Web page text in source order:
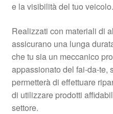
Rimostranza
Spedizione in tutto il mondo
Termini e condizioni
e la visibilità del tuo veicolo.
Realizzati con materiali di
assicurano una lunga
che tu sia un meccanico
appassionato del fai-da-te,
permetterà di effettuare
di utilizzare prodotti
settore.